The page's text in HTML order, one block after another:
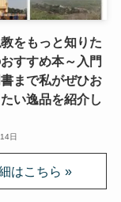
をもっと知りた
すすめ本～入門
まで私がぜひお
い逸品を紹介し
日